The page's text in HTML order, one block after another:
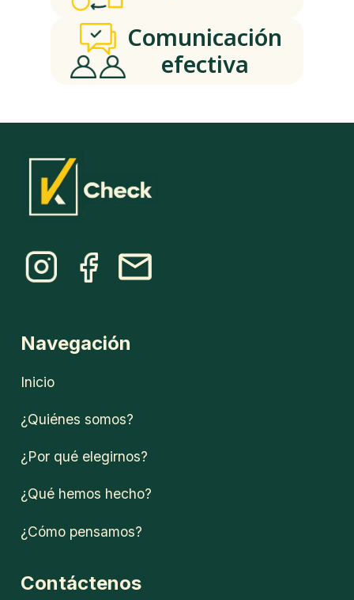
Comunicación
efectiva
Navegación
Inicio
¿Quiénes somos?
¿Por qué elegirnos?
¿Qué hemos hecho?
¿Cómo pensamos?
Contáctenos